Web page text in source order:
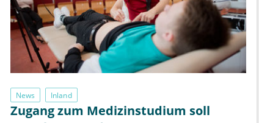
News Inland
Zugang zum Medizinstudium soll